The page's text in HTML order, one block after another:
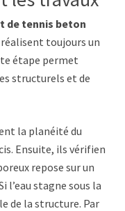
de tennis beton
toujours un
étape permet
structurels et de
la planéité du
Ensuite, ils vérifient
repose sur un
l’eau stagne sous la
de la structure. Par